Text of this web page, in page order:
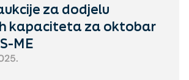
za dodjelu
kapaciteta za oktobar
ME